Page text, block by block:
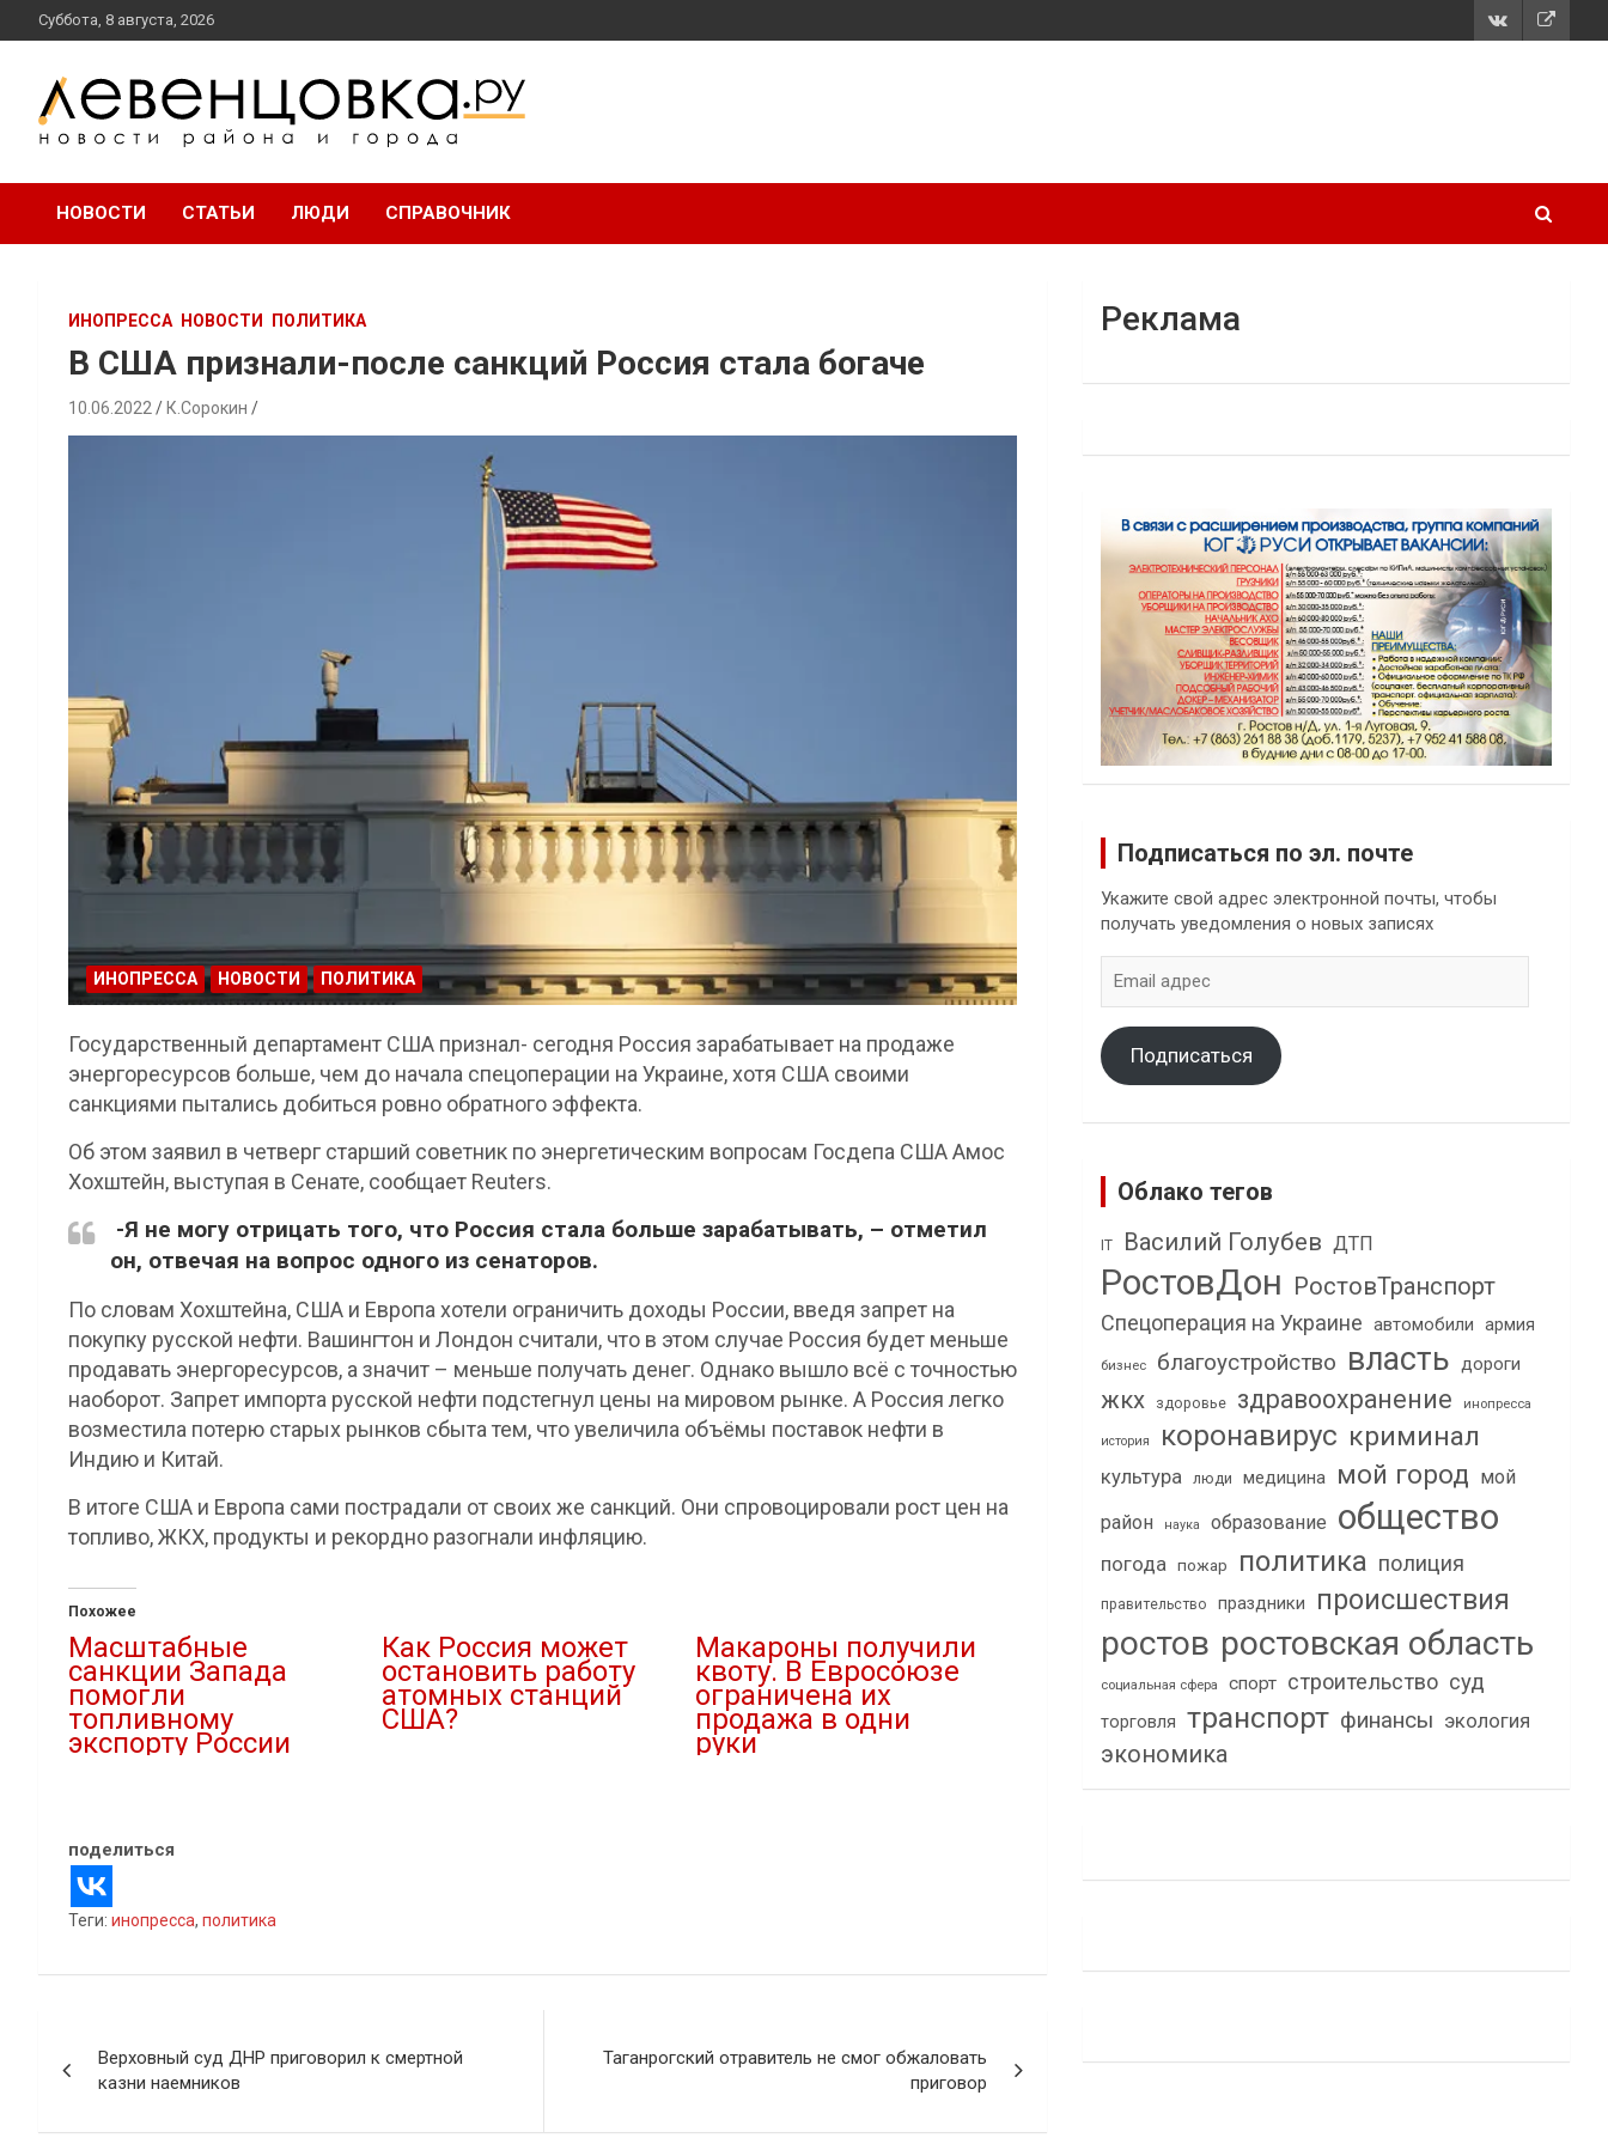
перейти
к
Суббота, 8 августа, 2026
Левенцовка Ру
НОВОСТИ СТАТЬИ ЛЮДИ СПРАВОЧНИК
ИНОПРЕССА НОВОСТИ ПОЛИТИКА
В США признали-после санкций Россия стала богаче
10.06.2022 К.Сорокин
ИНОПРЕССА НОВОСТИ ПОЛИТИКА
Государственный департамент США признал- сегодня Россия зарабатывает на продаже
энергоресурсов больше, чем до начала спецоперации на Украине, хотя США своими
санкциями пытались добиться ровно обратного эффекта.
Об этом заявил в четверг старший советник по энергетическим вопросам Госдепа США Амос
Хохштейн, выступая в Сенате, сообщает Reuters.
-Я не могу отрицать того, что Россия стала больше зарабатывать, – отметил
он, отвечая на вопрос одного из сенаторов.
По словам Хохштейна, США и Европа хотели ограничить доходы России, введя запрет на
покупку русской нефти. Вашингтон и Лондон считали, что в этом случае Россия будет меньше
продавать энергоресурсов, а значит – меньше получать денег. Однако вышло всё с точностью
наоборот. Запрет импорта русской нефти подстегнул цены на мировом рынке. А Россия легко
возместила потерю старых рынков сбыта тем, что увеличила объёмы поставок нефти в
Индию и Китай.
В итоге США и Европа сами пострадали от своих же санкций. Они спровоцировали рост цен на
топливо, ЖКХ, продукты и рекордно разогнали инфляцию.
Похожее
Масштабные
санкции Запада
помогли
топливному
экспорту России
Как Россия может
остановить работу
атомных станций
США?
Макароны получили
квоту. В Евросоюзе
ограничена их
продажа в одни
руки
поделиться
Теги: инопресса, политика
по
записям
Верховный суд ДНР приговорил к смертной
казни наемников
Таганрогский отравитель не смог обжаловать
приговор
Реклама
Подписаться по эл. почте
Укажите свой адрес электронной почты, чтобы
получать уведомления о новых записях
адрес
Подписаться
Облако тегов
IT Василий Голубев ДТП
РостовДон РостовТранспорт
Спецоперация на Украине автомобили армия
бизнес благоустройство власть дороги
жкх здоровье здравоохранение инопресса
история коронавирус криминал
культура люди медицина мой город мой
район
наука образование общество
погода пожар политика полиция
правительство праздники происшествия
ростов ростовская область
социальная сфера спорт строительство суд
торговля транспорт финансы экология
экономика